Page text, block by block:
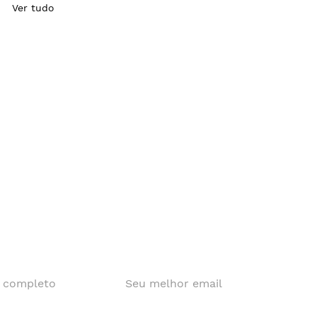
Ver tudo